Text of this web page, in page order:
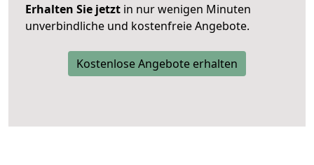
Erhalten Sie jetzt in nur wenigen Minuten
unverbindliche und kostenfreie Angebote.
Kostenlose Angebote erhalten